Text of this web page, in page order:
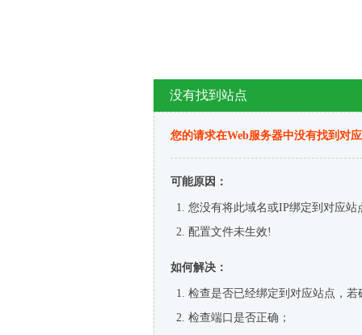
没有找到站点
您的请求在Web服务器中没有找到对
可能原因：
您没有将此域名或IP绑定到对应站
配置文件未生效!
如何解决：
检查是否已经绑定到对应站点，
检查端口是否正确；